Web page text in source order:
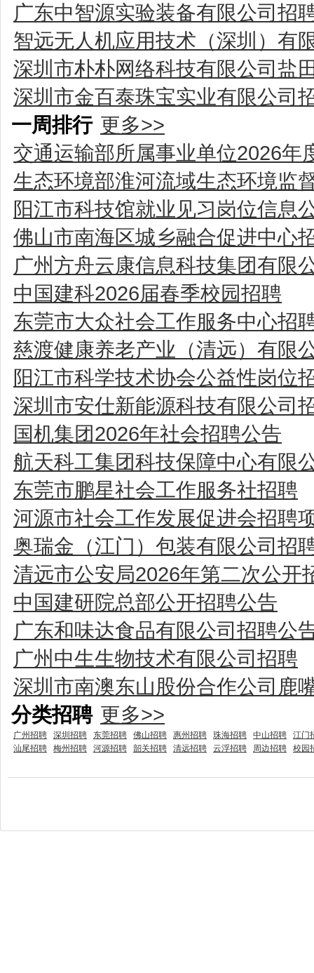
广东中智源实验装备有限公司招
智远无人机应用技术（深圳）有
深圳市朴朴网络科技有限公司盐
深圳市金百泰珠宝实业有限公司
一周排行 更多>>
交通运输部所属事业单位2026年
生态环境部淮河流域生态环境监
阳江市科技馆就业见习岗位信息
佛山市南海区城乡融合促进中心
广州方舟云康信息科技集团有限
中国建科2026届春季校园招聘
东莞市大众社会工作服务中心招
慈渡健康养老产业（清远）有限
阳江市科学技术协会公益性岗位
深圳市安仕新能源科技有限公司
国机集团2026年社会招聘公告
航天科工集团科技保障中心有限
东莞市鹏星社会工作服务社招聘
河源市社会工作发展促进会招聘
奥瑞金（江门）包装有限公司招
清远市公安局2026年第二次公开
中国建研院总部公开招聘公告
广东和味达食品有限公司招聘公
广州中生生物技术有限公司招聘
深圳市南澳东山股份合作公司鹿
分类招聘 更多>>
广州招聘 深圳招聘 东莞招聘 佛山招聘 惠州招聘 珠海招聘 中山招聘
江门
汕尾招聘
梅州招聘 河源招聘 韶关招聘 清远招聘 云浮招聘 周边招聘 校园